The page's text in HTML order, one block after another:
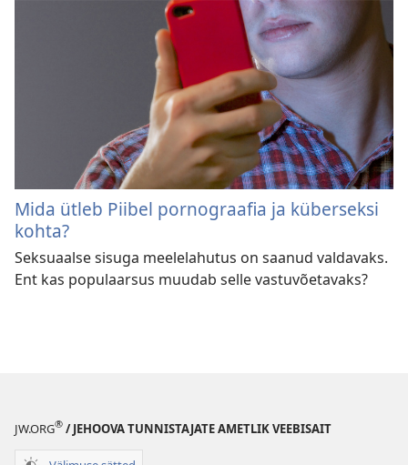
Mida ütleb Piibel pornograafia ja küberseksi
kohta?
Seksuaalse sisuga meelelahutus on saanud valdavaks.
Ent kas populaarsus muudab selle vastuvõetavaks?
JW.ORG® / JEHOOVA TUNNISTAJATE AMETLIK VEEBISAIT